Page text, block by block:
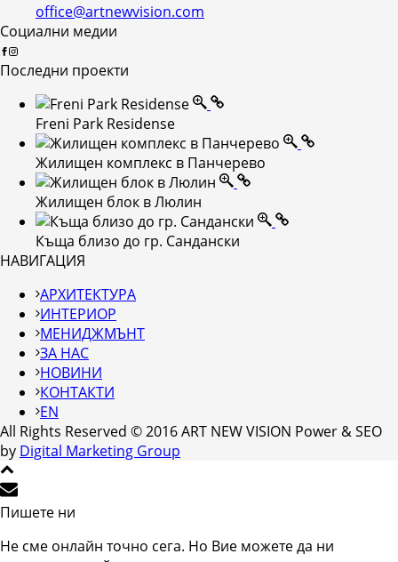
office@artnewvision.com
Социални медии
Последни проекти
Freni Park Residense
Жилищен комплекс в Панчерево
Жилищен блок в Люлин
Къща близо до гр. Сандански
НАВИГАЦИЯ
АРХИТЕКТУРА
ИНТЕРИОР
МЕНИДЖМЪНТ
ЗА НАС
НОВИНИ
КОНТАКТИ
EN
All Rights Reserved © 2016 ART NEW VISION Power & SEO
by Digital Marketing Group
Пишете ни
Не сме онлайн точно сега. Но Вие можете да ни